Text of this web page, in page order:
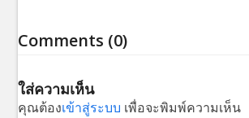
Comments (0)
ใส่ความเห็น
คุณต้องเข้าสู่ระบบ เพื่อจะพิมพ์ความเห็น